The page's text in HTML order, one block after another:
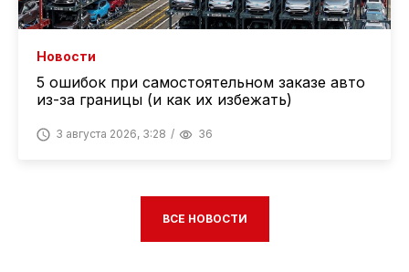
Новости
5 ошибок при самостоятельном заказе авто
из-за границы (и как их избежать)
3 августа 2026, 3:28 36
ВСЕ НОВОСТИ